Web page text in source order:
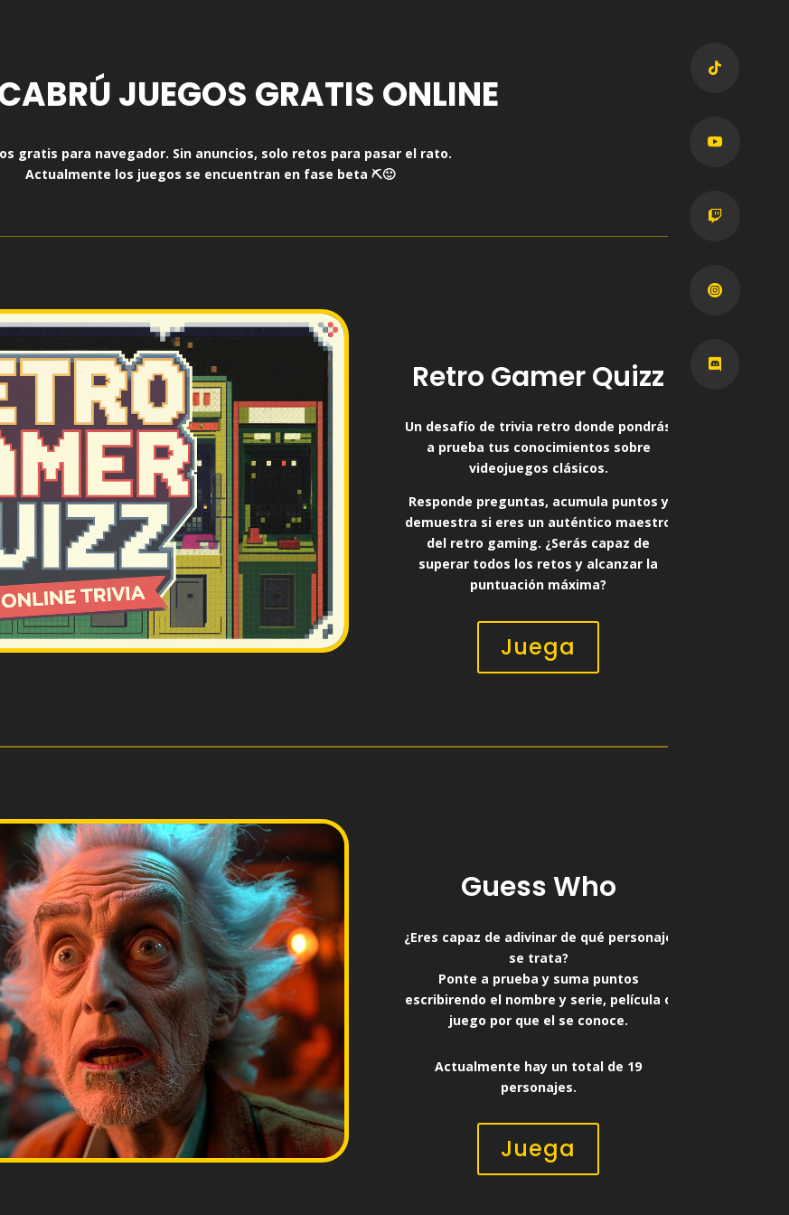





JUEGOS GRATIS ONLINE
gratis para navegador. Sin anuncios, solo retos para pasar el rato.
Actualmente los juegos se encuentran en fase beta ⛏️🙂
Retro Gamer Quizz
Un desafío de trivia retro donde pondrás
a prueba tus conocimientos sobre
videojuegos clásicos.
Responde preguntas, acumula puntos y
demuestra si eres un auténtico maestro
del retro gaming. ¿Serás capaz de
superar todos los retos y alcanzar la
puntuación máxima?
Juega
Guess Who
¿Eres capaz de adivinar de qué personaje
se trata?
Ponte a prueba y suma puntos
escribirendo el nombre y serie, película o
juego por que el se conoce.
Actualmente hay un total de 19
personajes.
Juega